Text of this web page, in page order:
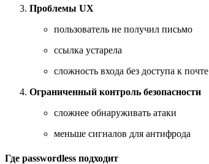
Проблемы UX
пользователь не получил письмо
ссылка устарела
сложность входа без доступа к почте
Ограниченный контроль безопасности
сложнее обнаруживать атаки
меньше сигналов для антифрода
Где passwordless подходит